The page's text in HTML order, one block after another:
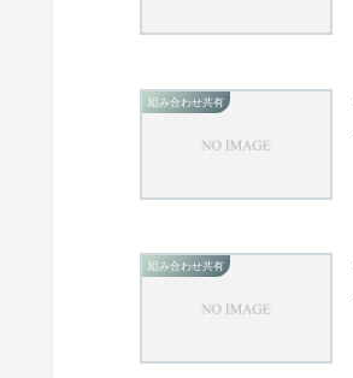
組み合わせ共有
組み合わせ共有